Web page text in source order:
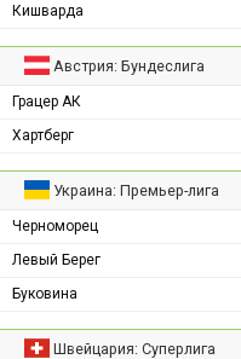
Кишварда
Австрия: Бундеслига
Грацер АК
Хартберг
Украина: Премьер-лига
Черноморец
Левый Берег
Буковина
Швейцария: Суперлига